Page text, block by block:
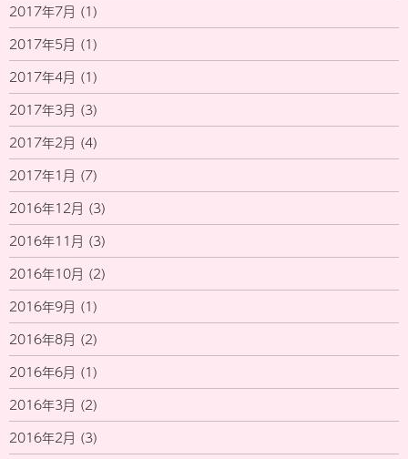
2017年7月 (1)
2017年5月 (1)
2017年4月 (1)
2017年3月 (3)
2017年2月 (4)
2017年1月 (7)
2016年12月 (3)
2016年11月 (3)
2016年10月 (2)
2016年9月 (1)
2016年8月 (2)
2016年6月 (1)
2016年3月 (2)
2016年2月 (3)